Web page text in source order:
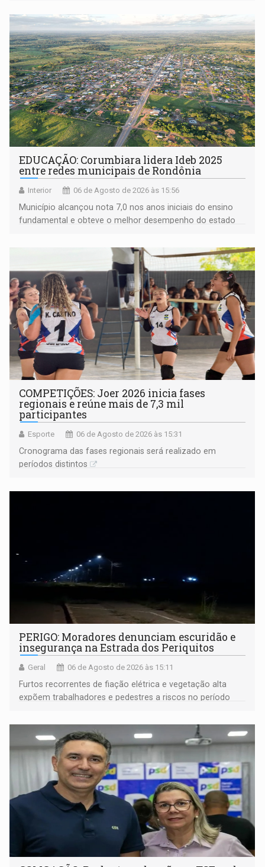
EDUCAÇÃO: Corumbiara lidera Ideb 2025
entre redes municipais de Rondônia
Interior 06 de Agosto de 2026 às 15:56
Município alcançou nota 7,0 nos anos iniciais do ensino
fundamental e obteve o melhor desempenho do estado
COMPETIÇÕES: Joer 2026 inicia fases
regionais e reúne mais de 7,3 mil
participantes
Esporte 06 de Agosto de 2026 às 15:31
Cronograma das fases regionais será realizado em
períodos distintos
PERIGO: Moradores denunciam escuridão e
insegurança na Estrada dos Periquitos
Geral 06 de Agosto de 2026 às 15:11
Furtos recorrentes de fiação elétrica e vegetação alta
expõem trabalhadores e pedestres a riscos no período